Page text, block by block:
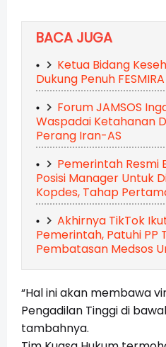
BACA JUGA
Ketua Bidang
Dukung Penuh
Forum JAMSOS
Waspadai Ketahanan
Perang Iran-AS
Pemerintah Resmi
Posisi Manager Untuk
Kopdes, Tahap
Akhirnya TikTok
Pemerintah, Patuhi PP
Pembatasan Medsos
“Hal ini akan membawa
Pengadilan Tinggi di
tambahnya.